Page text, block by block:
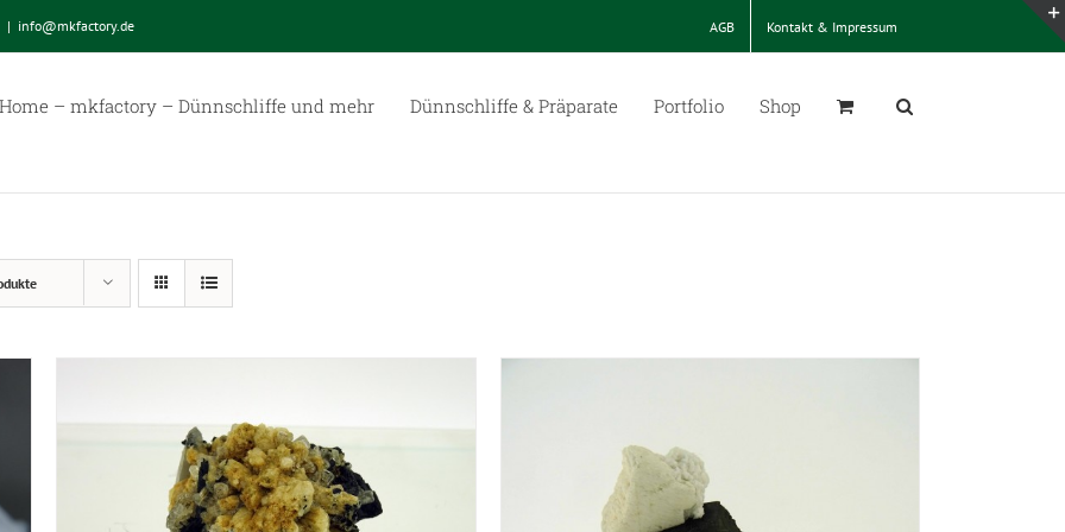
| info@mkfactory.de AGB Kontakt & Impressum
Home – mkfactory – Dünnschliffe und mehr Dünnschliffe & Präparate Portfolio Shop